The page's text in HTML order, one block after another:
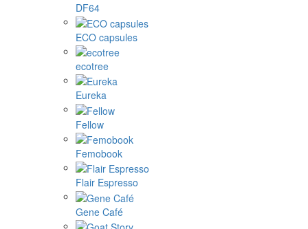
DF64
ECO capsules
ecotree
Eureka
Fellow
Femobook
Flair Espresso
Gene Café